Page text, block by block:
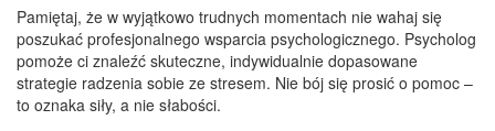
Pamiętaj, że w wyjątkowo trudnych momentach nie wahaj się
poszukać profesjonalnego wsparcia psychologicznego. Psycholog
pomoże ci znaleźć skuteczne, indywidualnie dopasowane
strategie radzenia sobie ze stresem. Nie bój się prosić o pomoc –
to oznaka siły, a nie słabości.